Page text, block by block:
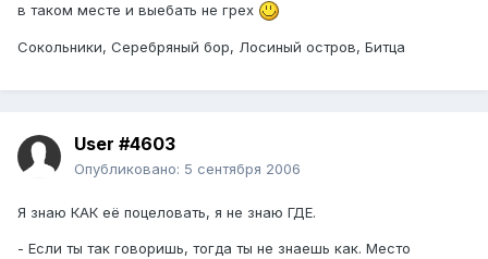
в таком месте и выебать не грех
Сокольники, Серебряный бор, Лосиный остров, Битца
User #4603
Опубликовано: 5 сентября 2006
Я знаю КАК её поцеловать, я не знаю ГДЕ.
- Если ты так говоришь, тогда ты не знаешь как. Место